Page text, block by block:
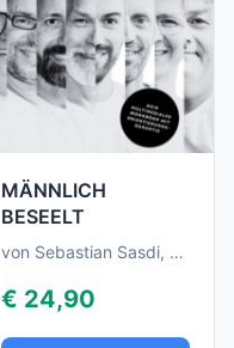
MÄNNLICH
BESEELT
von Sebastian Sasdi, Wilfried Berger, Andreas Agler, Erich Kaiser, Ulrich Guserl, Andreas Mairwöger, Stefan Thoms, Laber Dominik
€ 24,90